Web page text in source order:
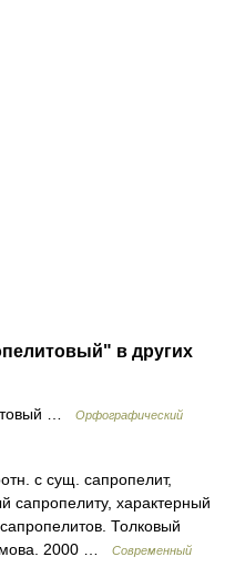
в других
…
Орфографический
с сущ. сапропелит,
сапропелиту, характерный
Толковый
2000 …
Современный